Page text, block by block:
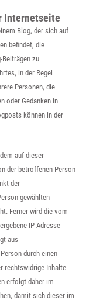
Internetseite
Blog, der sich auf
befindet, die
zu
in der Regel
Personen, die
oder Gedanken in
können in der
auf dieser
der betroffenen Person
der
gewählten
Ferner wird die vom
IP-Adresse
aus
durch einen
rechtswidrige Inhalte
erfolgt daher im
damit sich dieser im